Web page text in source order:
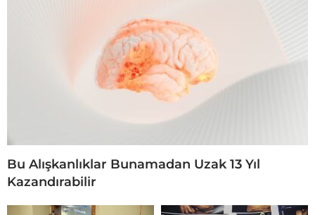
Bu Alışkanlıklar Bunamadan Uzak 13 Yıl
Kazandırabilir